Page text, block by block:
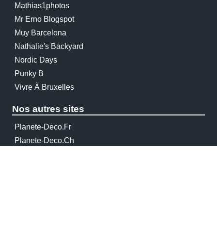
Mathias1photos
Mr Erno Blogspot
Muy Barcelona
Nathalie's Backyard
Nordic Days
Punky B
Vivre À Bruxelles
Nos autres sites
Planete-Deco.fr
Planete-Deco.ch